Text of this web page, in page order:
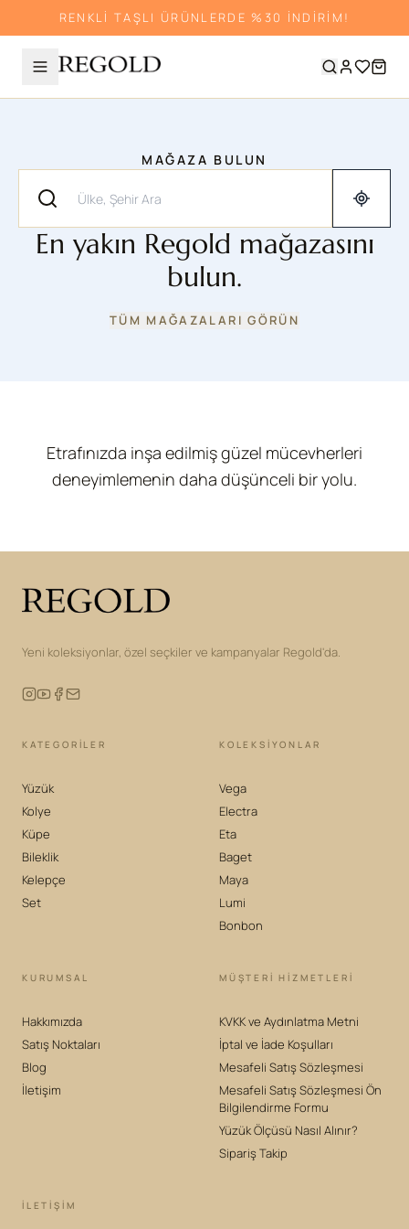
RENKLİ TAŞLI ÜRÜNLERDE %30 İNDİRİM!
MAĞAZA BULUN
En yakın Regold mağazasını
bulun.
TÜM MAĞAZALARI GÖRÜN
Etrafınızda inşa edilmiş güzel mücevherleri
deneyimlemenin daha düşünceli bir yolu.
Yeni koleksiyonlar, özel seçkiler ve kampanyalar Regold'da.
KATEGORILER
Yüzük
Kolye
Küpe
Bileklik
Kelepçe
Set
KOLEKSIYONLAR
Vega
Electra
Eta
Baget
Maya
Lumi
Bonbon
KURUMSAL
Hakkımızda
Satış Noktaları
Blog
İletişim
MÜŞTERİ HİZMETLERİ
KVKK ve Aydınlatma Metni
İptal ve İade Koşulları
Mesafeli Satış Sözleşmesi
Mesafeli Satış Sözleşmesi Ön
Bilgilendirme Formu
Yüzük Ölçüsü Nasıl Alınır?
Sipariş Takip
İLETIŞIM